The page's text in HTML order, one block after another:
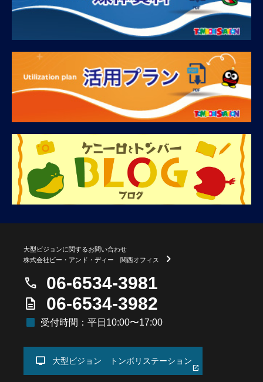
大型ビジョンに関するお問い合わせ
株式会社ビー・アンド・ディー 関西オフィス
chevron_right
call
06-6534-3981
description 06-6534-3982
square 受付時間：平日10:00〜17:00
tv 大型ビジョン トンボリステーション
open_in_new